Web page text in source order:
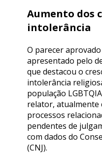
Aumento dos
intolerância
O parecer
apresentado pelo
que destacou o
intolerância
população
relator, atualmente
processos
pendentes de
com dados do
(CNJ).